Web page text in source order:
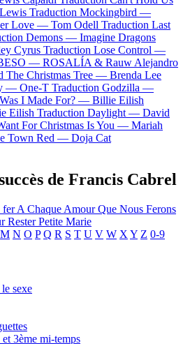
Traduction Mockingbird —
Love — Tom Odell Traduction Last
Demons — Imagine Dragons
Cyrus Traduction Lose Control —
— ROSALÍA & Rauw Alejandro
The Christmas Tree — Brenda Lee
— One-T Traduction Godzilla —
I Made For? — Billie Eilish
Eilish Traduction Daylight — David
For Christmas Is You — Mariah
Town Red — Doja Cat
de Francis Cabrel
ferA Chaque Amour Que Nous Ferons
ResterPetite Marie
M N O P Q R S T U V W X Y Z 0-9
sexe
3ème mi-temps